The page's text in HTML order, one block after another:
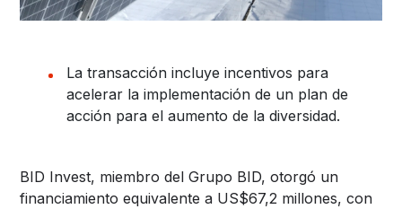
La transacción incluye incentivos para
acelerar la implementación de un plan de
acción para el aumento de la diversidad.
BID Invest, miembro del Grupo BID, otorgó un
financiamiento equivalente a US$67,2 millones, con